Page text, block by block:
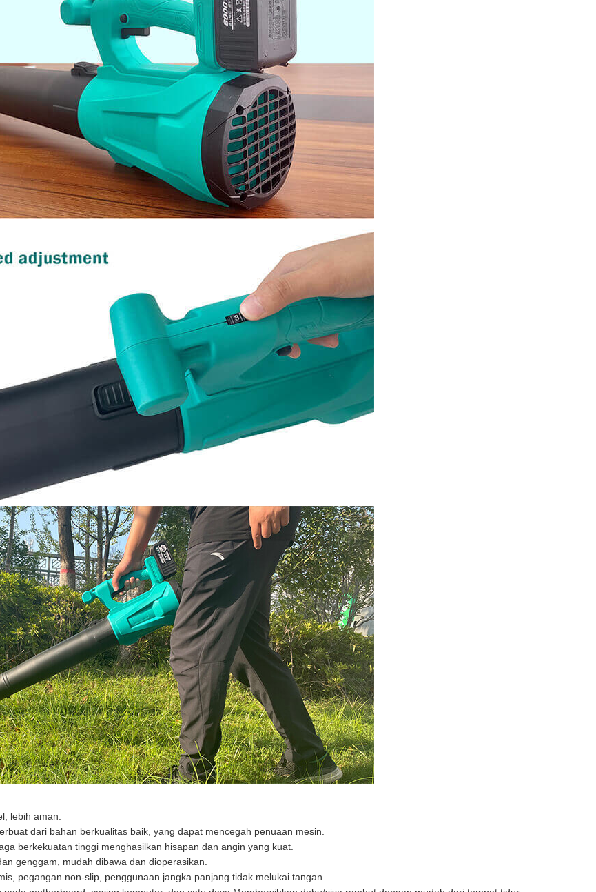
lebih aman.
dari bahan berkualitas baik, yang dapat mencegah penuaan mesin.
berkekuatan tinggi menghasilkan hisapan dan angin yang kuat.
genggam, mudah dibawa dan dioperasikan.
pegangan non-slip, penggunaan jangka panjang tidak melukai tangan.